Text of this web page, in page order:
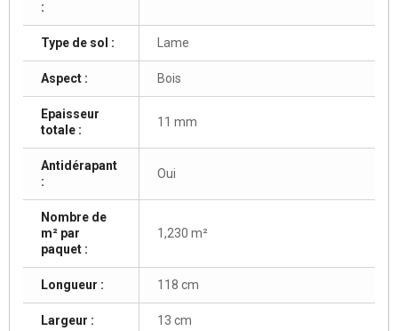
:
Type de sol : Lame
Aspect : Bois
Epaisseur
totale :
11 mm
Antidérapant
:
Oui
Nombre de
m² par
paquet :
1,230 m²
Longueur : 118 cm
Largeur : 13 cm